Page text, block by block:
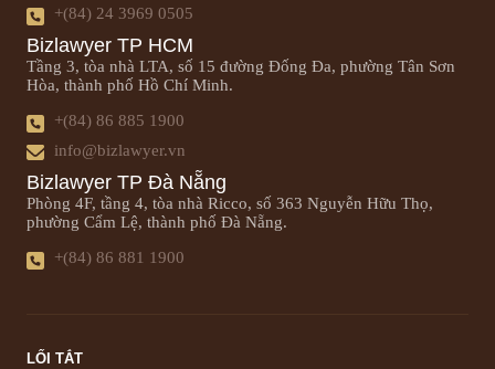
+(84) 24 3969 0505
Bizlawyer TP HCM
Tầng 3, tòa nhà LTA, số 15 đường Đống Đa, phường Tân Sơn
Hòa, thành phố Hồ Chí Minh.
+(84) 86 885 1900
info@bizlawyer.vn
Bizlawyer TP Đà Nẵng
Phòng 4F, tầng 4, tòa nhà Ricco, số 363 Nguyễn Hữu Thọ,
phường Cẩm Lệ, thành phố Đà Nẵng.
+(84) 86 881 1900
LỐI TẮT